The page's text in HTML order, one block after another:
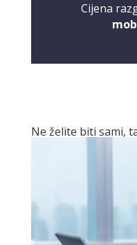
Cijena
Ne želite biti sami,